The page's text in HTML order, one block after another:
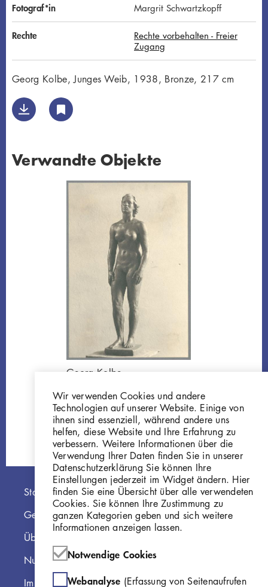
Fotograf*in Margrit Schwartzkopff
Rechte
Rechte vorbehalten - Freier
Zugang
Georg Kolbe, Junges Weib, 1938, Bronze, 217 cm
Verwandte Objekte
Georg Kolbe
1938, Bronze
GKFo-0492_001
Hauptnavigation
Startseite
Georg Kolbe Museum
Über die Online Sammlung
Nutzungshinweise
Impressum
Wir verwenden Cookies und andere
Technologien auf unserer Website. Einige von
ihnen sind essenziell, während andere uns
helfen, diese Website und Ihre Erfahrung zu
verbessern. Weitere Informationen über die
Verwendung Ihrer Daten finden Sie in unserer
Datenschutzerklärung Sie können Ihre
Einstellungen jederzeit im Widget ändern. Hier
finden Sie eine Übersicht über alle verwendeten
Cookies. Sie können Ihre Zustimmung zu
ganzen Kategorien geben und sich weitere
Informationen anzeigen lassen.
Notwendige Cookies
Webanalyse (Erfassung von Seitenaufrufen